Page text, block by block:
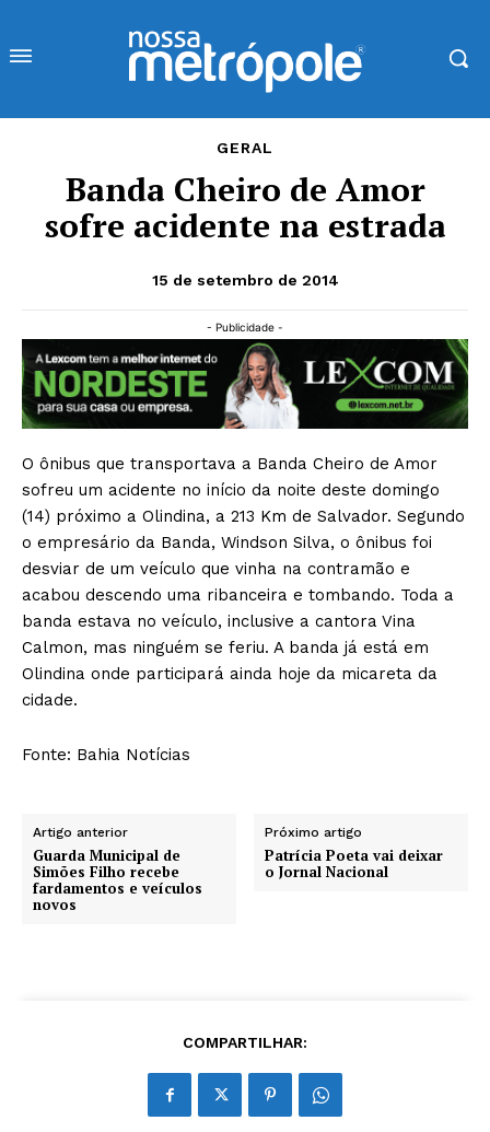
GERAL
Banda Cheiro de Amor
sofre acidente na estrada
15 de setembro de 2014
- Publicidade -
O ônibus que transportava a Banda Cheiro de Amor
sofreu um acidente no início da noite deste domingo
(14) próximo a Olindina, a 213 Km de Salvador. Segundo
o empresário da Banda, Windson Silva, o ônibus foi
desviar de um veículo que vinha na contramão e
acabou descendo uma ribanceira e tombando. Toda a
banda estava no veículo, inclusive a cantora Vina
Calmon, mas ninguém se feriu. A banda já está em
Olindina onde participará ainda hoje da micareta da
cidade.
Fonte: Bahia Notícias
Artigo anterior
Guarda Municipal de
Simões Filho recebe
fardamentos e veículos
novos
Próximo artigo
Patrícia Poeta vai deixar
o Jornal Nacional
COMPARTILHAR: